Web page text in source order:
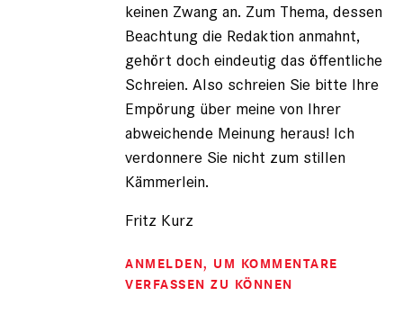
keinen Zwang an. Zum Thema, dessen
Beachtung die Redaktion anmahnt,
gehört doch eindeutig das öffentliche
Schreien. Also schreien Sie bitte Ihre
Empörung über meine von Ihrer
abweichende Meinung heraus! Ich
verdonnere Sie nicht zum stillen
Kämmerlein.
Fritz Kurz
ANMELDEN, UM KOMMENTARE
VERFASSEN ZU KÖNNEN